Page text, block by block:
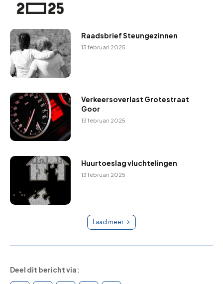
Raadsbrief Steungezinnen
13 februari 2025
Verkeersoverlast Grotestraat
Goor
13 februari 2025
Huurtoeslag vluchtelingen
13 februari 2025
Laad meer
Deel dit bericht via: